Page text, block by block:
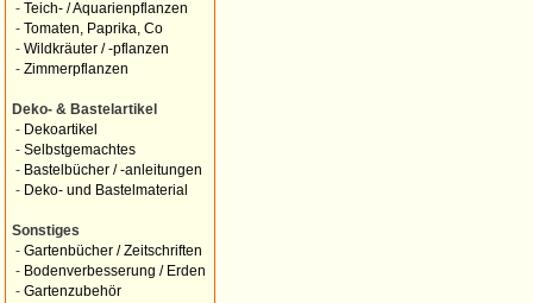
- Teich- / Aquarienpflanzen
- Tomaten, Paprika, Co
- Wildkräuter / -pflanzen
- Zimmerpflanzen
Deko- & Bastelartikel
- Dekoartikel
- Selbstgemachtes
- Bastelbücher / -anleitungen
- Deko- und Bastelmaterial
Sonstiges
- Gartenbücher / Zeitschriften
- Bodenverbesserung / Erden
- Gartenzubehör